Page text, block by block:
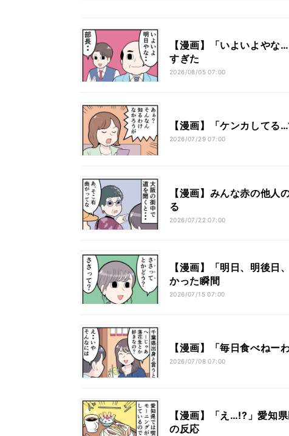
【漫画】「いよいよや
すぎた
2026/08/05 07:00
【漫画】「ケンカして
2026/07/29 07:00
【漫画】みんな赤の他
る
2026/07/22 07:00
【漫画】「明日、明後日
かった瞬間
2026/07/15 07:00
【漫画】「毎日食べねー
2026/07/08 07:00
【漫画】「え…!?」愛知
の反応